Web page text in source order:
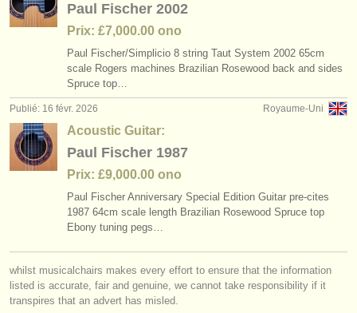
Paul Fischer 2002
Prix: £7,000.00 ono
Paul Fischer/Simplicio 8 string Taut System 2002 65cm
scale Rogers machines Brazilian Rosewood back and sides
Spruce top…
Royaume-Uni
Publié: 16 févr. 2026
Acoustic Guitar:
Paul Fischer 1987
Prix: £9,000.00 ono
Paul Fischer Anniversary Special Edition Guitar pre-cites
1987 64cm scale length Brazilian Rosewood Spruce top
Ebony tuning pegs…
whilst musicalchairs makes every effort to ensure that the information
listed is accurate, fair and genuine, we cannot take responsibility if it
transpires that an advert has misled.